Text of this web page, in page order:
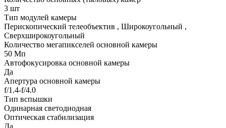
3 шт
Тип модулей камеры
Перископический телеобъектив , Широкоугольный ,
Сверхширокоугольный
Количество мегапикселей основной камеры
50 Мп
Автофокусировка основной камеры
Да
Апертура основной камеры
f/1.4-f/4.0
Тип вспышки
Одинарная светодиодная
Оптическая стабилизация